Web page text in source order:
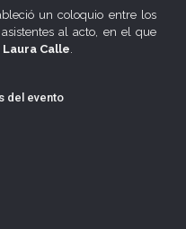
un coloquio entre los
al acto, en el que
Laura Calle
del evento